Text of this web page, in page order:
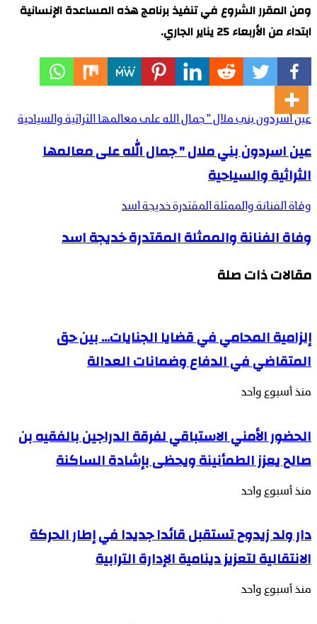
ومن المقرر الشروع في تنفيذ برنامج هذه المساعدة الإنسانية
ابتداء من الأربعاء 25 يناير الجاري.
عين اسردون بني ملال " جمال الله على معالمها الثراثية والسياحية
عين اسردون بني ملال " جمال الله على معالمها
الثراثية والسياحية
وفاة الفنانة والممثلة المقتدرة خديجة اسد
وفاة الفنانة والممثلة المقتدرة خديجة اسد
مقالات ذات صلة
إلزامية المحامي في قضايا الجنايات… بين حق
المتقاضي في الدفاع وضمانات العدالة
منذ أسبوع واحد
الحضور الأمني الاستباقي لفرقة الدراجين بالفقيه بن
صالح يعزز الطمأنينة ويحظى بإشادة الساكنة
منذ أسبوع واحد
دار ولد زيدوح تستقبل قائدا جديدا في إطار الحركة
الانتقالية لتعزيز دينامية الإدارة الترابية
منذ أسبوع واحد